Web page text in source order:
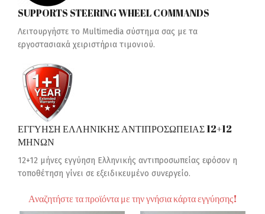
SUPPORTS STEERING WHEEL COMMANDS
Λειτουργήστε το Multimedia σύστημα σας με τα
εργοστασιακά χειριστήρια τιμονιού.
ΕΓΓΥΗΣΗ ΕΛΛΗΝΙΚΗΣ ΑΝΤΙΠΡΟΣΩΠΕΙΑΣ 12+12
ΜΗΝΩΝ
12+12 μήνες εγγύηση Ελληνικής αντιπροσωπείας εφόσον η
τοποθέτηση γίνει σε εξειδικευμένο συνεργείο.
Αναζητήστε τα προϊόντα με την γνήσια κάρτα εγγύησης!